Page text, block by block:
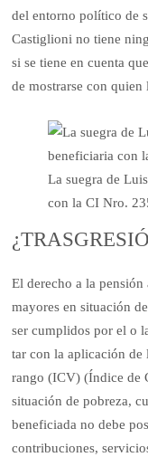
del entorno polí­tico de
Castiglioni no tiene
si se tiene en cuenta
de mostrarse con
La suegra de
con la CI Nro.
El derecho a la pensión
mayores en situa­ción
ser cum­plidos por el o
tar con la aplicación de
rango (ICV) (Índice de
situación de pobreza,
beneficiada no debe
contribu­ciones,